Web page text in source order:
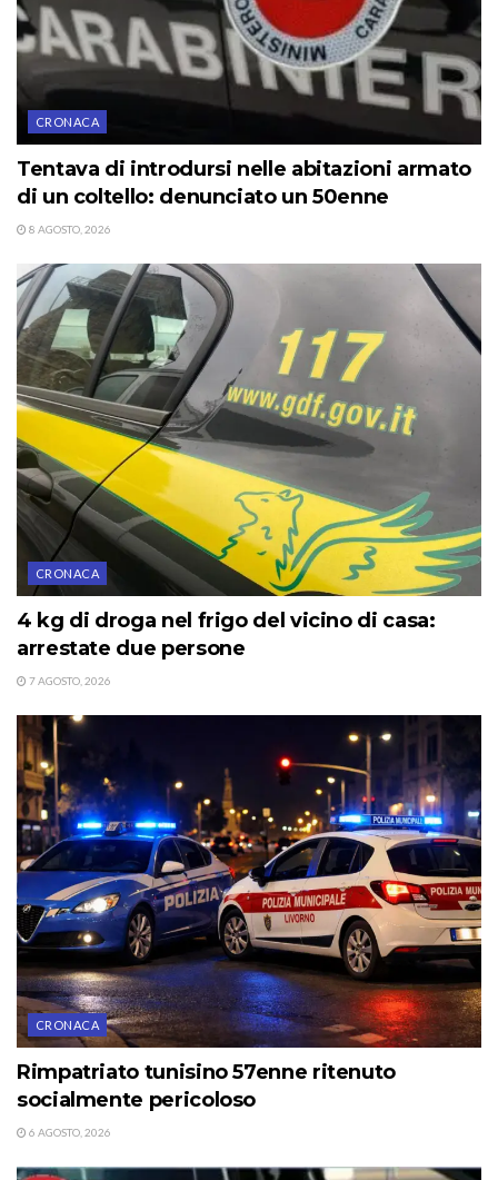
CRONACA
Tentava di introdursi nelle abitazioni armato
di un coltello: denunciato un 50enne
8 AGOSTO, 2026
CRONACA
4 kg di droga nel frigo del vicino di casa:
arrestate due persone
7 AGOSTO, 2026
CRONACA
Rimpatriato tunisino 57enne ritenuto
socialmente pericoloso
6 AGOSTO, 2026